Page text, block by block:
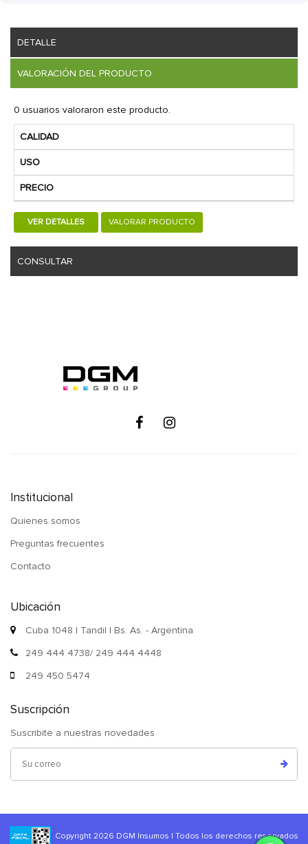
DETALLE
VALORACIÓN DEL PRODUCTO
0 usuarios valoraron este producto.
CALIDAD
USO
PRECIO
VER DETALLES VALORAR PRODUCTO
CONSULTAR
Institucional
Quienes somos
Preguntas frecuentes
Contacto
Ubicación
Cuba 1048 | Tandil | Bs. As. - Argentina
249 444 4738/ 249 444 4448
249 450 5474
Suscripción
Suscribite a nuestras novedades
Copyright 2026 DGM Insumos | Todos los derechos reservados